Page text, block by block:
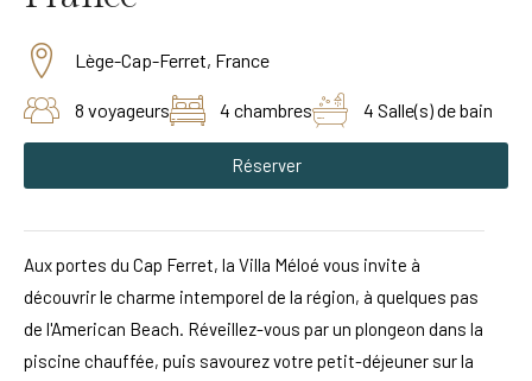
Lège-Cap-Ferret, France
8 voyageurs 4 chambres 4 Salle(s) de bain
Réserver
Aux portes du Cap Ferret, la Villa Méloé vous invite à
découvrir le charme intemporel de la région, à quelques pas
de l'American Beach. Réveillez-vous par un plongeon dans la
piscine chauffée, puis savourez votre petit-déjeuner sur la